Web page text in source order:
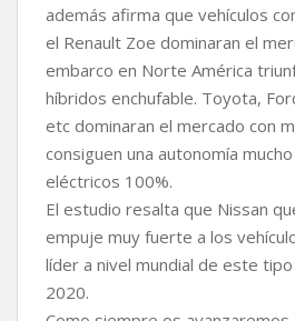
además afirma que vehículos
el Renault Zoe dominaran el
embarco en Norte América
híbridos enchufable. Toyota,
etc dominaran el mercado con
consiguen una autonomía
eléctricos 100%.
El estudio resalta que Nissan
empuje muy fuerte a los
líder a nivel mundial de este
2020.